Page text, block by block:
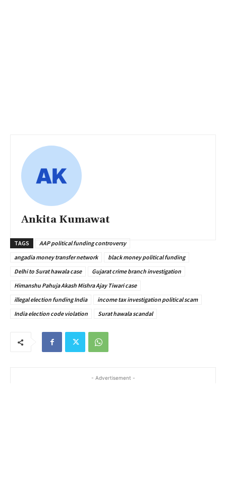
Ankita Kumawat
TAGS
AAP political funding controversy
angadia money transfer network
black money political funding
Delhi to Surat hawala case
Gujarat crime branch investigation
Himanshu Pahuja Akash Mishra Ajay Tiwari case
illegal election funding India
income tax investigation political scam
India election code violation
Surat hawala scandal
- Advertisement -